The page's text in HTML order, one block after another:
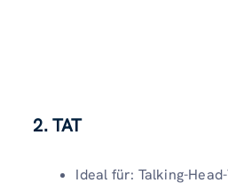
2. TAT
Ideal für: Talking-